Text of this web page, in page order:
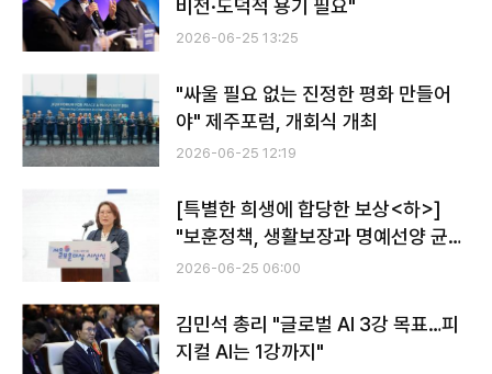
비전·도덕적 용기 필요"
2026-06-25 13:25
"싸울 필요 없는 진정한 평화 만들어
야" 제주포럼, 개회식 개최
2026-06-25 12:19
[특별한 희생에 합당한 보상<하>]
"보훈정책, 생활보장과 명예선양 균형
이뤄야"
2026-06-25 06:00
김민석 총리 "글로벌 AI 3강 목표…피
지컬 AI는 1강까지"